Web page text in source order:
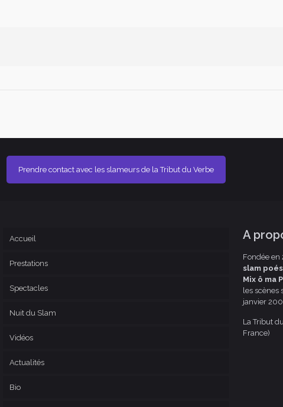
Prendre contact avec les slameurs de la Tribut du Verbe
Accueil
Prestations
Spectacles
Nuit du Slam
Vidéos
Actualités
Bio
A
Fondée en
slam
Mix ô ma
les
janvier
La Tribut
France)